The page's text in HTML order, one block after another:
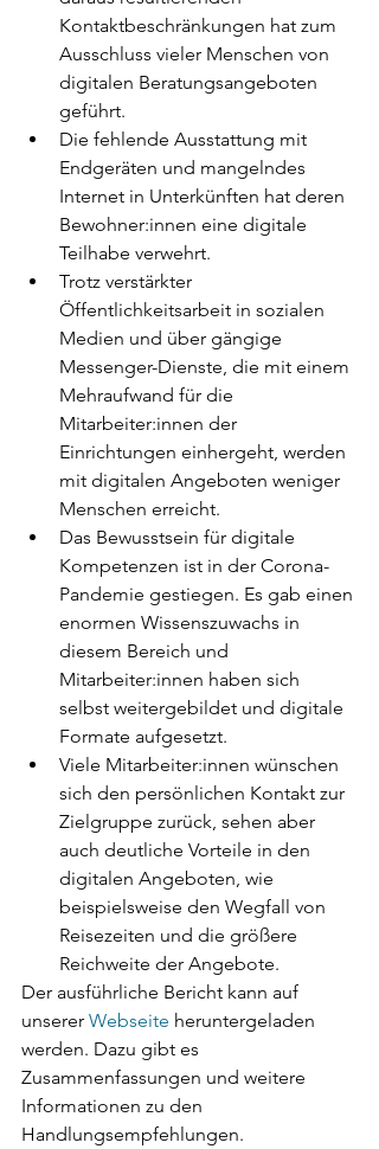
Kontaktbeschränkungen hat zum
Ausschluss vieler Menschen von
digitalen Beratungsangeboten
geführt.
Die fehlende Ausstattung mit
Endgeräten und mangelndes
Internet in Unterkünften hat deren
Bewohner:innen eine digitale
Teilhabe verwehrt.
Trotz verstärkter
Öffentlichkeitsarbeit in sozialen
Medien und über gängige
Messenger-Dienste, die mit einem
Mehraufwand für die
Mitarbeiter:innen der
Einrichtungen einhergeht, werden
mit digitalen Angeboten weniger
Menschen erreicht.
Das Bewusstsein für digitale
Kompetenzen ist in der Corona-
Pandemie gestiegen. Es gab einen
enormen Wissenszuwachs in
diesem Bereich und
Mitarbeiter:innen haben sich
selbst weitergebildet und digitale
Formate aufgesetzt.
Viele Mitarbeiter:innen wünschen
sich den persönlichen Kontakt zur
Zielgruppe zurück, sehen aber
auch deutliche Vorteile in den
digitalen Angeboten, wie
beispielsweise den Wegfall von
Reisezeiten und die größere
Reichweite der Angebote.
Der ausführliche Bericht kann auf
unserer Webseite heruntergeladen
werden. Dazu gibt es
Zusammenfassungen und weitere
Informationen zu den
Handlungsempfehlungen.